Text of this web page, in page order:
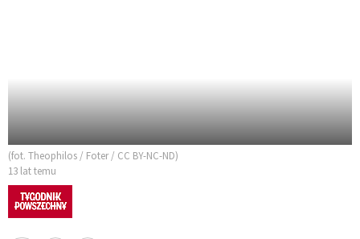
(fot. Theophilos / Foter / CC BY-NC-ND)
13 lat temu